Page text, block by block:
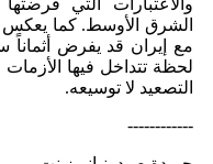
والاعتبارات التي
الشرق الأوسط. كما يعكس
مع إيران قد يفرض أثماناً
لحظة تتداخل فيها الأزمات
التصعيد لا توسيعه.
------------